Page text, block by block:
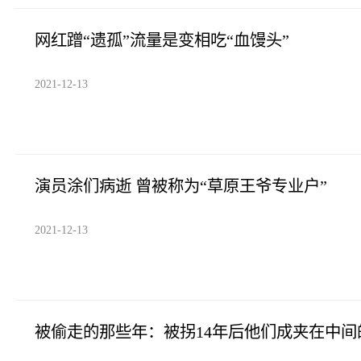
网红蹭“遗孤”流量是变相吃“血馒头”
2021-12-13
演员涂们病逝 曾被称为“草原王爷专业户”
2021-12-13
被偷走的那些年：被拐14年后他们成夹在中